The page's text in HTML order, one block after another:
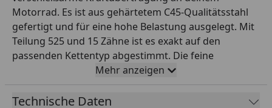
Motorrad. Es ist aus gehärtetem C45-Qualitätsstahl
gefertigt und für eine hohe Belastung ausgelegt. Mit
Teilung 525 und 15 Zähne ist es exakt auf den
passenden Kettentyp abgestimmt. Die feine
Verzahnung greift sauber in die Kette und minimiert
den Verschleiß. So sorgst du für eine zuverlässige
Kraftübertragung und ein direktes
Mehr anzeigen
Technische Daten